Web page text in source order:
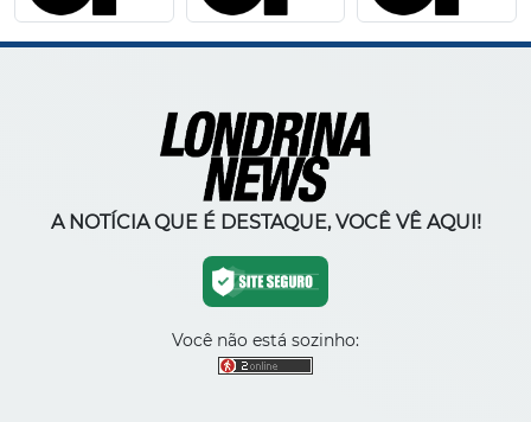
A NOTÍCIA QUE É DESTAQUE, VOCÊ VÊ AQUI!
Você não está sozinho: